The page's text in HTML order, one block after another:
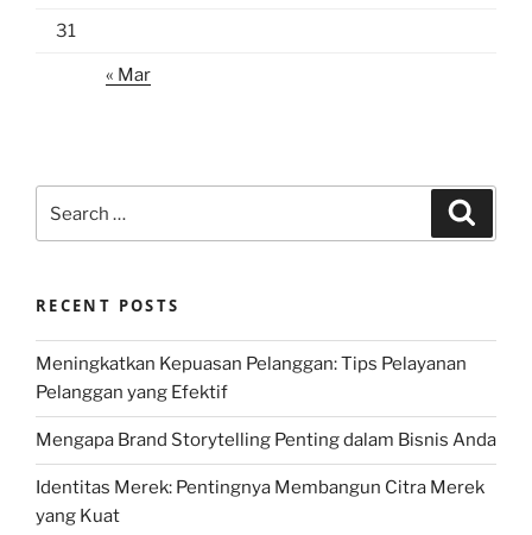
31
« Mar
for:
RECENT POSTS
Meningkatkan Kepuasan Pelanggan: Tips Pelayanan
Pelanggan yang Efektif
Mengapa Brand Storytelling Penting dalam Bisnis Anda
Identitas Merek: Pentingnya Membangun Citra Merek
yang Kuat